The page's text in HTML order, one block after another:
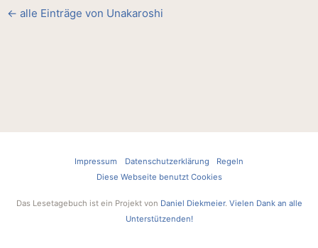
← alle Einträge von Unakaroshi
Impressum Datenschutzerklärung
Regeln
Diese Webseite benutzt Cookies
Das Lesetagebuch ist ein Projekt von Daniel Diekmeier. Vielen Dank an alle
Unterstützenden!